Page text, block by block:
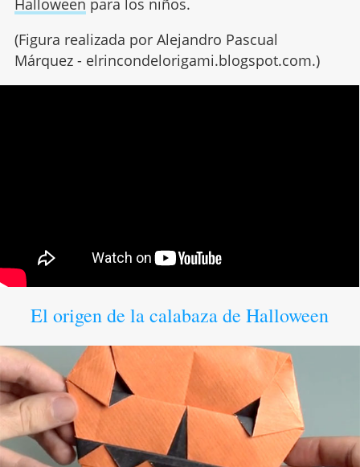
(Figura realizada por Alejandro Pascual
Márquez - elrincondelorigami.blogspot.com.)
El origen de la calabaza de Halloween